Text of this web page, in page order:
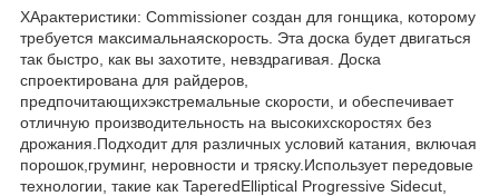
ХАрактеристики: Commissioner создан для гонщика, которому
требуется максимальнаяскорость. Эта доска будет двигаться
так быстро, как вы захотите, невздрагивая. Доска
спроектирована для райдеров,
предпочитающихэкстремальные скорости, и обеспечивает
отличную производительность на высокихскоростях без
дрожания.Подходит для различных условий катания, включая
порошок,груминг, неровности и тряску.Использует передовые
технологии, такие как TaperedElliptical Progressive Sidecut,